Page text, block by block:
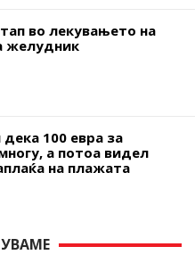
во лекувањето на
желудник
100 евра за
а потоа видел
на плажата